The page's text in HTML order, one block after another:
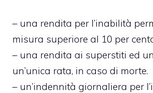
– una rendita per l’inabilità
misura superiore al 10 per
– una rendita ai superstiti ed
un’unica rata, in caso di morte.
– un’indennità giornaliera per